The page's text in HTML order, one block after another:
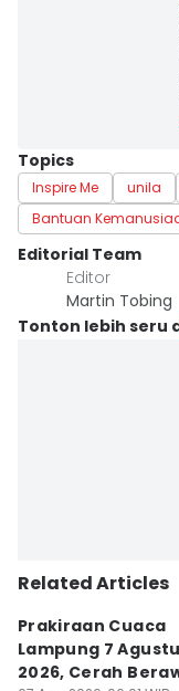
Topics
Inspire Me unila
Bantuan
Editorial Team
Editor
Martin Tobing
Tonton lebih seru
Related Articles
Prakiraan Cuaca
Lampung 7
2026, Cerah